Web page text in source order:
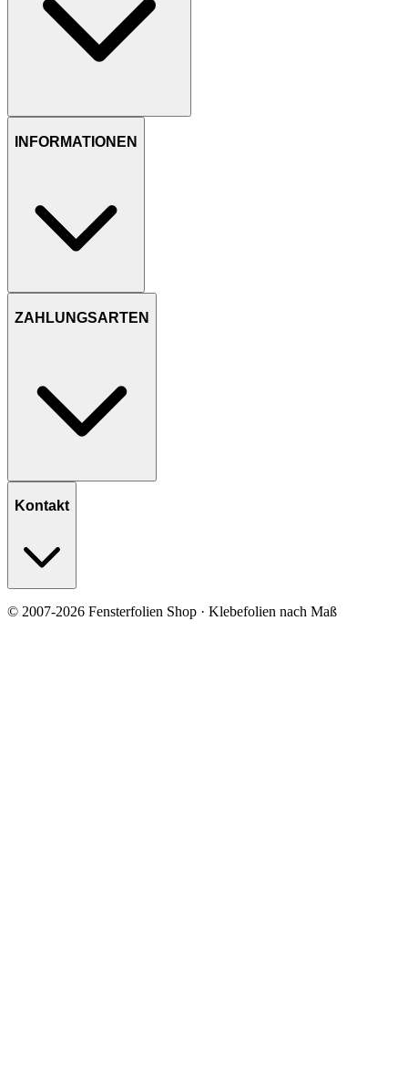
INFORMATIONEN
ZAHLUNGSARTEN
Kontakt
© 2007-2026 Fensterfolien Shop · Klebefolien nach Maß